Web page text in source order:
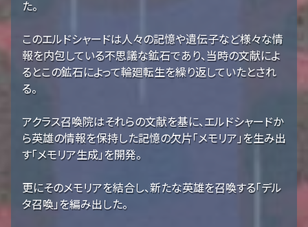
た。
このエルドシャードは人々の記憶や遺伝子など様々な情
報を内包している不思議な鉱石であり、当時の文献によ
るとこの鉱石によって輪廻転生を繰り返していたとされ
る。
アクラス召喚院はそれらの文献を基に、エルドシャードか
ら英雄の情報を保持した記憶の欠片「メモリア」を生み出
す「メモリア生成」を開発。
更にそのメモリアを結合し、新たな英雄を召喚する「デル
タ召喚」を編み出した。